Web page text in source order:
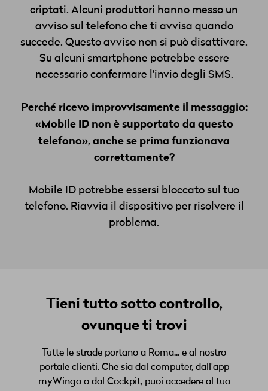
criptati. Alcuni produttori hanno messo un
avviso sul telefono che ti avvisa quando
succede. Questo avviso non si può disattivare.
Su alcuni smartphone potrebbe essere
necessario confermare l'invio degli SMS.
Perché ricevo improvvisamente il messaggio:
«Mobile ID non è supportato da questo
telefono», anche se prima funzionava
correttamente?
Mobile ID potrebbe essersi bloccato sul tuo
telefono. Riavvia il dispositivo per risolvere il
problema.
Tieni tutto sotto controllo,
ovunque ti trovi
Tutte le strade portano a Roma... e al nostro
portale clienti. Che sia dal computer, dall'app
myWingo o dal Cockpit, puoi accedere al tuo